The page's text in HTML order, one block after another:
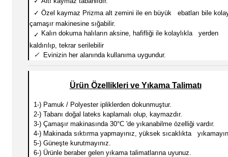
✓ Özel kaymaz Prizma alt zemini ile en büyük ebatları bile
çamaşır makinesine sığabilir.
✓ Kalın dokuma halıların aksine, hafifliği ile kolaylıkla yerden
kaldırılıp, tekrar serilebilir
✓Evinizin her alanında kullanıma uygundur.
Ürün Özellikleri ve Yıkama Talimatı
1-) Pamuk / Polyester ipliklerden dokunmuştur.
2-) Tabanı doğal lateks kaplamalı olup, kaymazdır.
3-) Çamaşır makinasında 30°C 'de yıkanabilme özelliği vardır.
4-) Makinada sıktırma yapmayınız, yüksek sıcaklıkta
5-) Güneşte kurutmayınız.
6-) Ürünle beraber gelen yıkama talimatlarına uyunuz.